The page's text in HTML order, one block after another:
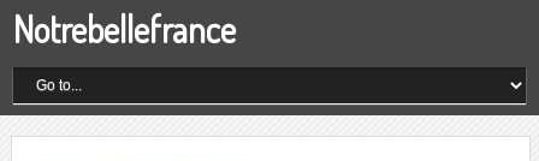
Notrebellefrance